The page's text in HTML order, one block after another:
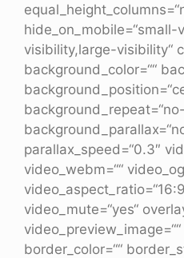
visibility,large-visibility“
background_color=““
parallax_speed=“0.3″
video_webm=““
video_mute=“yes“
border_color=““